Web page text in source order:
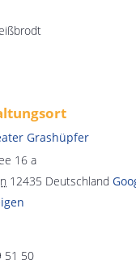
Grashüpfer
16 a
12435 Deutschland
51 50